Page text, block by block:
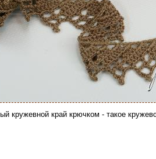
кружевной край крючком - такое